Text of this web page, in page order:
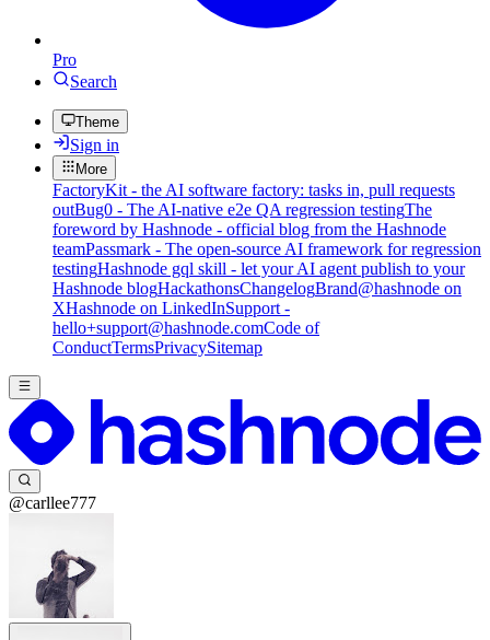
Pro
Search
Theme
Sign in
More
FactoryKit - the AI software factory: tasks in, pull requests
outBug0 - The AI-native e2e QA regression testingThe
foreword by Hashnode - official blog from the Hashnode
teamPassmark - The open-source AI framework for regression
testingHashnode gql skill - let your AI agent publish to your
Hashnode blogHackathonsChangelogBrand@hashnode on
XHashnode on LinkedInSupport -
hello+support@hashnode.comCode of
ConductTermsPrivacySitemap
@carllee777